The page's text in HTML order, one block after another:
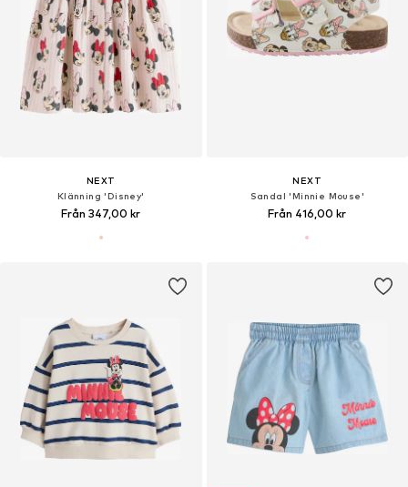
NEXT
Klänning 'Disney'
Från 347,00 kr
NEXT
Sandal 'Minnie Mouse'
Från 416,00 kr